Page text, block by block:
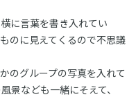
に言葉を書き入れてい
のに見えてくるので不思議
のグループの写真を入れて
景なども一緒にそえて、